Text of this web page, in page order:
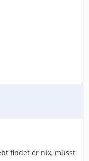
findet er nix, müsst